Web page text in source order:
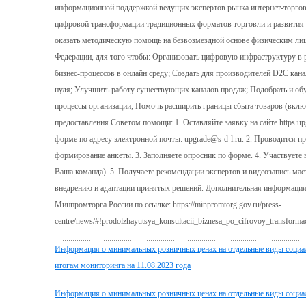
информационной поддержкой ведущих экспертов рынка интернет-
цифровой трансформации традиционных форматов торговли и
оказать методическую помощь на безвозмездной основе физическим
Федерации, для того чтобы: Организовать цифровую инфраструктуру
бизнес-процессов в онлайн среду; Создать для производителей D2C
нуля; Улучшить работу существующих каналов продаж; Подобрать и
процессы организации; Помочь расширить границы сбыта товаров
предоставления Советом помощи: 1. Оставляйте заявку на сайте
форме по адресу электронной почты: upgrade@s-d-l.ru. 2. Проводится
формирование анкеты. 3. Заполняете опросник по форме. 4. Участвуете
Ваша команда). 5. Получаете рекомендации экспертов и видеозапись
внедрению и адаптации принятых решений. Дополнительная
Минпромторга России по ссылке: https://minpromtorg.gov.ru/press-
centre/news/
Информация о минимальных розничных ценах на отдельные виды
итогам мониторинга на 11.08.2023 года
Информация о минимальных розничных ценах на отдельные виды